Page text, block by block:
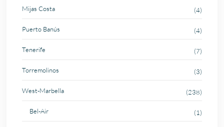
Mijas Costa (4)
Puerto Banús (4)
Tenerife (7)
Torremolinos (3)
West-Marbella (238)
Bel-Air (1)